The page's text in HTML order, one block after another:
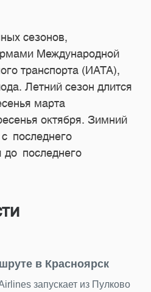
сезонов,
Международной
транспорта (ИАТА),
Летний сезон длится
марта
октября. Зимний
последнего
до последнего
в Красноярск
запускает из Пулково